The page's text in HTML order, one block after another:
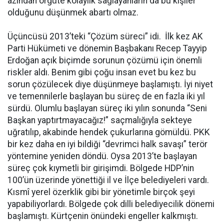
olduğunu düşünmek abartı olmaz.
Üçüncüsü 2013’teki “Çözüm süreci” idi. İlk kez AK
Parti Hükümeti ve dönemin Başbakanı Recep Tayyip
Erdoğan açık biçimde sorunun çözümü için önemli
riskler aldı. Benim gibi çoğu insan evet bu kez bu
sorun çözülecek diye düşünmeye başlamıştı. İyi niyet
ve temennilerle başlayan bu süreç de en fazla iki yıl
sürdü. Olumlu başlayan süreç iki yılın sonunda “Seni
Başkan yaptırtmayacağız!” saçmalığıyla sekteye
uğratılıp, akabinde hendek çukurlarına gömüldü. PKK
bir kez daha en iyi bildiği “devrimci halk savaşı” terör
yöntemine yeniden döndü. Oysa 2013’te başlayan
süreç çok kıymetli bir girişimdi. Bölgede HDP’nin
100’ün üzerinde yönettiği il ve İlçe belediyeleri vardı.
Kısmî yerel özerklik gibi bir yönetimle birçok şeyi
yapabiliyorlardı. Bölgede çok dilli belediyecilik dönemi
başlamıştı. Kürtçenin önündeki engeller kalkmıştı.